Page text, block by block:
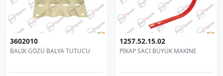
3602010
BALIK GÖZÜ BALYA TUTUCU
1257.52.15.02
PİKAP SACI BÜYÜK MAKİNE